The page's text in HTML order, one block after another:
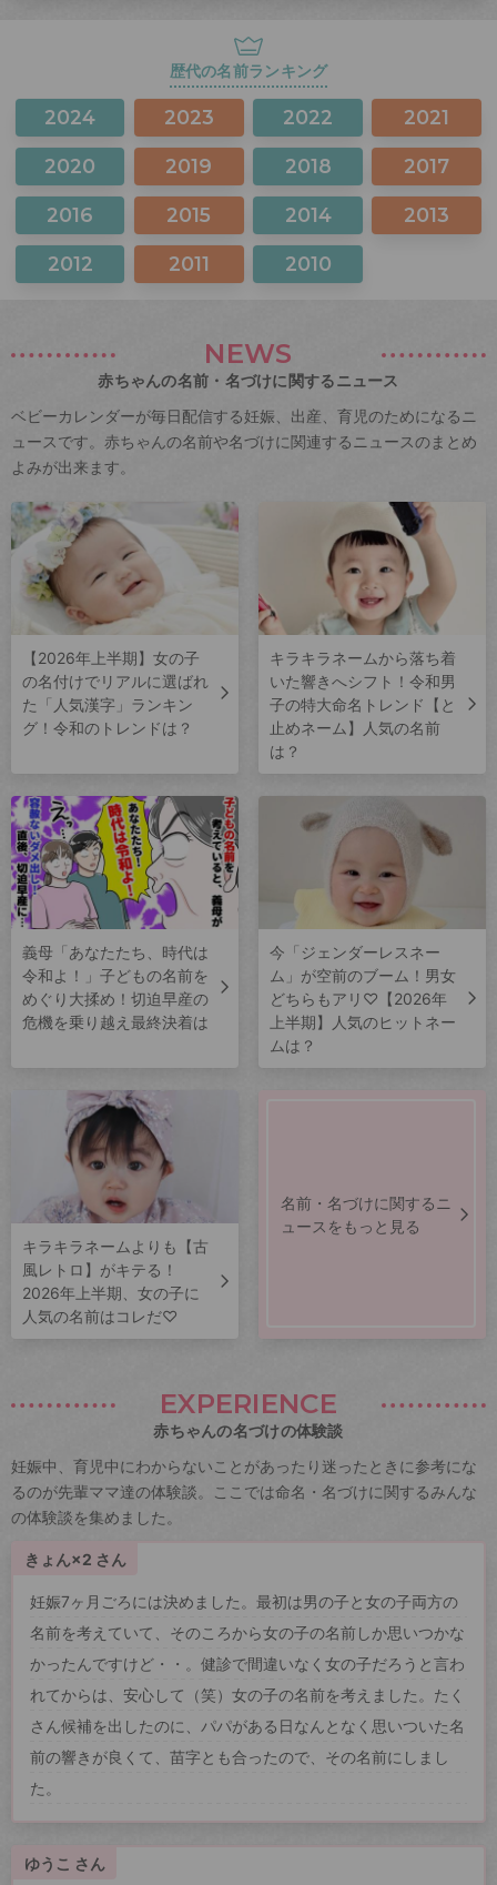
歴代の名前ランキング
2024 2023 2022 2021
2020 2019 2018 2017
2016 2015 2014 2013
2012 2011 2010
NEWS
赤ちゃんの名前・名づけに関するニュース
ベビーカレンダーが毎日配信する妊娠、出産、育児のためになるニ
ュースです。赤ちゃんの名前や名づけに関連するニュースのまとめ
よみが出来ます。
【2026年上半期】女の子
の名付けでリアルに選ばれ
た「人気漢字」ランキン
グ！令和のトレンドは？
キラキラネームから落ち着
いた響きへシフト！令和男
子の特大命名トレンド【と
止めネーム】人気の名前
は？
義母「あなたたち、時代は
令和よ！」子どもの名前を
めぐり大揉め！切迫早産の
危機を乗り越え最終決着は
今「ジェンダーレスネー
ム」が空前のブーム！男女
どちらもアリ♡【2026年
上半期】人気のヒットネー
ムは？
キラキラネームよりも【古
風レトロ】がキテる！
2026年上半期、女の子に
人気の名前はコレだ♡
名前・名づけに関するニ
ュースをもっと見る
EXPERIENCE
赤ちゃんの名づけの体験談
妊娠中、育児中にわからないことがあったり迷ったときに参考にな
るのが先輩ママ達の体験談。ここでは命名・名づけに関するみんな
の体験談を集めました。
きょん×2 さん
妊娠7ヶ月ごろには決めました。最初は男の子と女の子両方の
名前を考えていて、そのころから女の子の名前しか思いつかな
かったんですけど・・。健診で間違いなく女の子だろうと言わ
れてからは、安心して（笑）女の子の名前を考えました。たく
さん候補を出したのに、パパがある日なんとなく思いついた名
前の響きが良くて、苗字とも合ったので、その名前にしまし
た。
ゆうこ さん